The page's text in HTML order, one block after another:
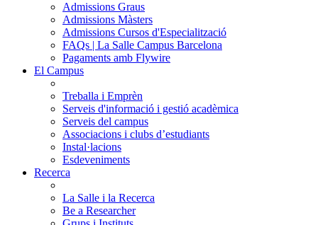
Admissions Graus
Admissions Màsters
Admissions Cursos d'Especialització
FAQs | La Salle Campus Barcelona
Pagaments amb Flywire
El Campus
Treballa i Emprèn
Serveis d'informació i gestió acadèmica
Serveis del campus
Associacions i clubs d’estudiants
Instal·lacions
Esdeveniments
Recerca
La Salle i la Recerca
Be a Researcher